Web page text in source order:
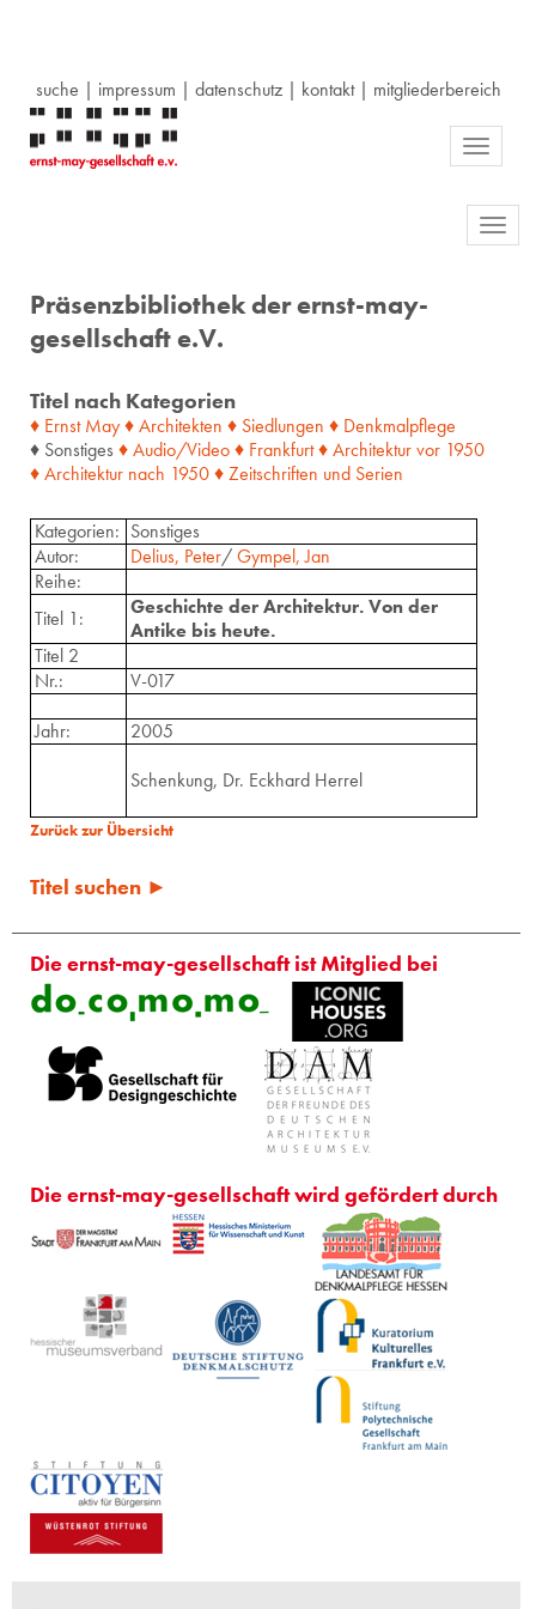
suche | impressum | datenschutz| kontakt| mitgliederbereich
Toggle
Präsenzbibliothek der ernst-may-
gesellschaft e.V.
Titel nach Kategorien
♦ Ernst May♦ Architekten ♦ Siedlungen ♦ Denkmalpflege
♦ Sonstiges ♦ Audio/Video♦ Frankfurt♦ Architekturvor 1950
♦ Architektur nach 1950♦ Zeitschriften und Serien
Kategorien: Sonstiges
Autor:
Delius, Peter/Gympel, Jan
Reihe:
Titel 1:
Geschichte der Architektur. Von der
Antike bis heute.
Titel 2
Nr.:
V-017
Jahr:
2005
Schenkung, Dr. Eckhard Herrel
Zurück zur Übersicht
Titel suchen ►
Die ernst-may-gesellschaft ist Mitglied bei
Die ernst-may-gesellschaft wird gefördert durch